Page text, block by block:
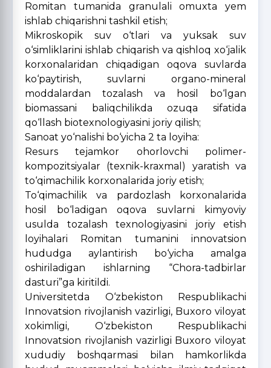
Romitan tumanida granulali omuxta yem
ishlab chiqarishni tashkil etish;
Mikroskopik suv o‘tlari va yuksak suv
o‘simliklarini ishlab chiqarish va qishloq xo‘jalik
korxonalaridan chiqadigan oqova suvlarda
ko‘paytirish, suvlarni organo-mineral
moddalardan tozalash va hosil bo‘lgan
biomassani baliqchilikda ozuqa sifatida
qo‘llash biotexnologiyasini joriy qilish;
Sanoat yo‘nalishi bo‘yicha 2 ta loyiha:
Resurs tejamkor ohorlovchi polimer-
kompozitsiyalar (texnik-kraxmal) yaratish va
to‘qimachilik korxonalarida joriy etish;
To‘qimachilik va pardozlash korxonalarida
hosil bo‘ladigan oqova suvlarni kimyoviy
usulda tozalash texnologiyasini joriy etish
loyihalari Romitan tumanini innovatsion
hududga aylantirish bo‘yicha amalga
oshiriladigan ishlarning “Chora-tadbirlar
dasturi”ga kiritildi.
Universitetda O‘zbekiston Respublikachi
Innovatsion rivojlanish vazirligi, Buxoro viloyat
xokimligi, O‘zbekiston Respublikachi
Innovatsion rivojlanish vazirligi Buxoro viloyat
xududiy boshqarmasi bilan hamkorlikda